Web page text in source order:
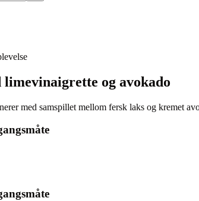
og avokado
med samspillet mellom fersk laks og kremet